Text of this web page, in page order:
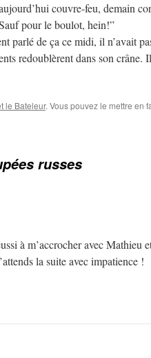
couvre-feu, demain
pour le boulot, hein!”
parlé de ça ce midi, il n’avait
redoublèrent dans son crâne.
le Bateleur. Vous pouvez le mettre en
russes
à m’accrocher avec Mathieu
la suite avec impatience !